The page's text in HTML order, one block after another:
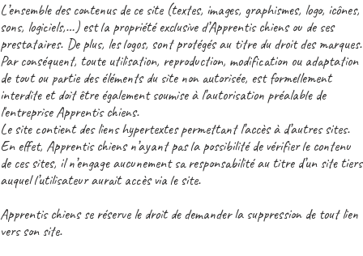
L’ensemble des contenus de ce site (textes, images, graphismes, logo, icônes,
sons, logiciels,…) est la propriété exclusive d’Apprentis chiens ou de ses
prestataires. De plus, les logos, sont protégés au titre du droit des marques.
Par conséquent, toute utilisation, reproduction, modification ou adaptation
de tout ou partie des éléments du site non autorisée, est formellement
interdite et doit être également soumise à l’autorisation préalable de
l'entreprise Apprentis chiens.
Le site contient des liens hypertextes permettant l’accès à d’autres sites.
En effet, Apprentis chiens n’ayant pas la possibilité de vérifier le contenu
de ces sites, il n’engage aucunement sa responsabilité au titre d’un site tiers
auquel l’utilisateur aurait accès via le site.
Apprentis chiens se réserve le droit de demander la suppression de tout lien
vers son site.